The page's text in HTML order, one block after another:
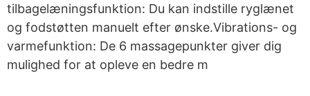
tilbagelæningsfunktion: Du kan indstille ryglænet
og fodstøtten manuelt efter ønske.Vibrations- og
varmefunktion: De 6 massagepunkter giver dig
mulighed for at opleve en bedre m